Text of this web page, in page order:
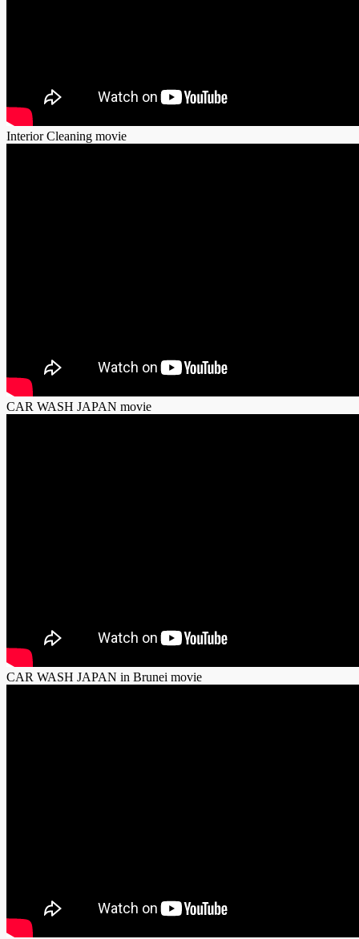
Interior Cleaning movie
CAR WASH JAPAN movie
CAR WASH JAPAN in Brunei movie